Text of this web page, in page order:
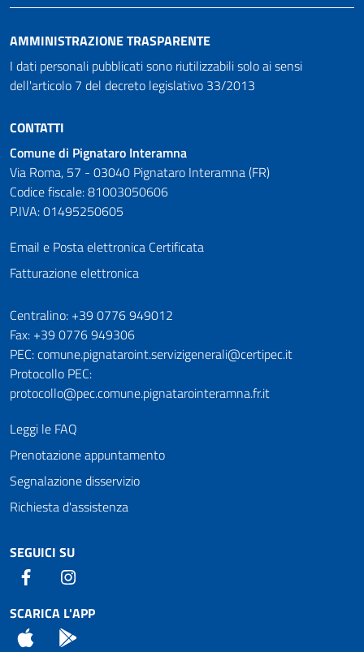
AMMINISTRAZIONE TRASPARENTE
I dati personali pubblicati sono riutilizzabili solo ai sensi
dell'articolo 7 del decreto legislativo 33/2013
CONTATTI
Comune di Pignataro Interamna
Via Roma, 57 - 03040 Pignataro Interamna (FR)
Codice fiscale: 81003050606
P.IVA: 01495250605
Email e Posta elettronica Certificata
Fatturazione elettronica
Numeri utili
Centralino: +39 0776 949012
Fax: +39 0776 949306
PEC: comune.pignataroint.servizigenerali@certipec.it
Protocollo PEC:
protocollo@pec.comune.pignatarointeramna.fr.it
Leggi le FAQ
Prenotazione appuntamento
Segnalazione disservizio
Richiesta d'assistenza
SEGUICI SU
Facebook
SCARICA L'APP
App Store